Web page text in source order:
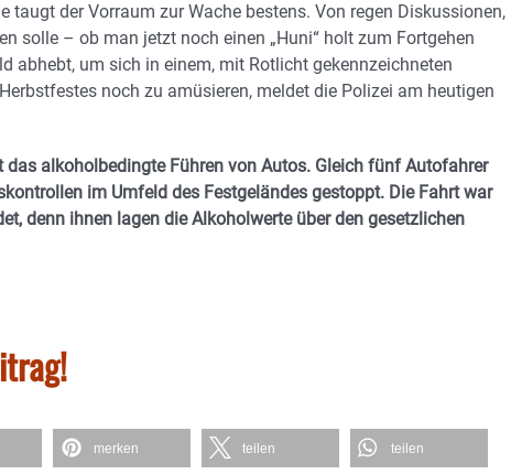
taugt der Vorraum zur Wache bestens. Von regen Diskussionen,
solle – ob man jetzt noch einen „Huni“ holt zum Fortgehen
abhebt, um sich in einem, mit Rotlicht gekennzeichneten
noch zu amüsieren, meldet die Polizei am heutigen
alkoholbedingte Führen von Autos. Gleich fünf Autofahrer
im Umfeld des Festgeländes gestoppt. Die Fahrt war
denn ihnen lagen die Alkoholwerte über den gesetzlichen
merken teilen teilen